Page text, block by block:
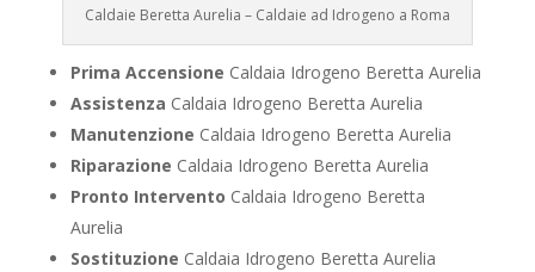
Caldaie Beretta Aurelia – Caldaie ad Idrogeno a Roma
Prima Accensione Caldaia Idrogeno Beretta Aurelia
Assistenza Caldaia Idrogeno Beretta Aurelia
Manutenzione Caldaia Idrogeno Beretta Aurelia
Riparazione Caldaia Idrogeno Beretta Aurelia
Pronto Intervento Caldaia Idrogeno Beretta
Aurelia
Sostituzione Caldaia Idrogeno Beretta Aurelia